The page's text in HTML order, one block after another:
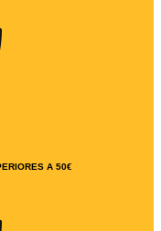
A 50€